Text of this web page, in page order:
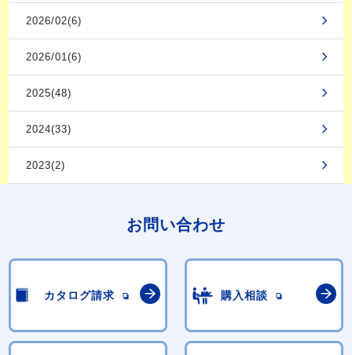
2026/02(6)
2026/01(6)
2025(48)
2024(33)
2023(2)
お問い合わせ
カタログ請求 購入相談